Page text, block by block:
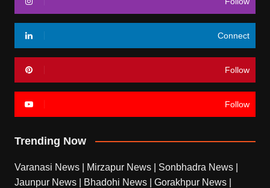
Connect
Follow
Follow
Trending Now
Varanasi News Mirzapur News Sonbhadra News
Jaunpur News
Bhadohi News Gorakhpur News